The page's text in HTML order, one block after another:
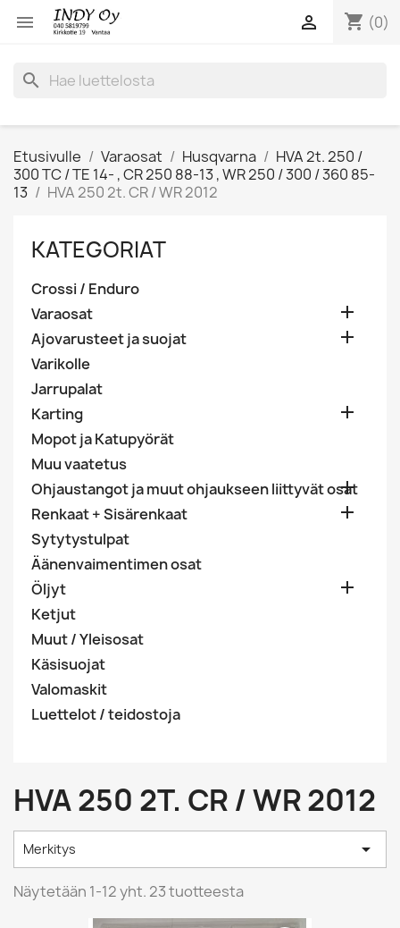
 shopping_cart (0)

search
Etusivulle Varaosat Husqvarna
HVA 2t. 250 /
300 TC / TE 14- , CR 250 88-13 , WR 250 / 300 / 360 85-
13
HVA 250 2t. CR / WR 2012
KATEGORIAT
Crossi / Enduro
Varaosat

Ajovarusteet ja suojat 
Varikolle
Jarrupalat
Karting

Mopot ja Katupyörät
Muu vaatetus
Ohjaustangot ja muut ohjaukseen liittyvät osat

Renkaat + Sisärenkaat 
Sytytystulpat
Äänenvaimentimen osat
Öljyt

Ketjut
Muut / Yleisosat
Käsisuojat
Valomaskit
Luettelot / teidostoja
HVA 250 2T. CR / WR 2012
Merkitys 
Näytetään 1-12 yht. 23 tuotteesta